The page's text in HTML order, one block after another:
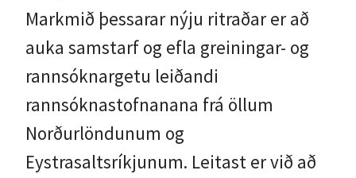
Markmið þessarar nýju ritraðar er að
auka samstarf og efla greiningar- og
rannsóknargetu leiðandi
rannsóknastofnanana frá öllum
Norðurlöndunum og
Eystrasaltsríkjunum. Leitast er við að